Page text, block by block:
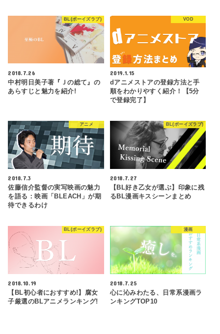
BL(ボーイズラブ)
2018.7.26
中村明日美子著『Ｊの総て』の
あらすじと魅力を紹介!
VOD
2019.1.15
dアニメストアの登録方法と手
順をわかりやすく紹介！【5分
で登録完了】
アニメ
2018.7.3
佐藤信介監督の実写映画の魅力
を語る：映画「BLEACH」が期
待できるわけ
BL(ボーイズラブ)
2018.7.27
【BL好き乙女が選ぶ】印象に残
るBL漫画キスシーンまとめ
BL(ボーイズラブ)
2018.10.19
【BL初心者におすすめ!】腐女
子厳選のBLアニメランキング!
漫画
2018.7.25
心に沁みわたる、日常系漫画ラ
ンキングTOP10